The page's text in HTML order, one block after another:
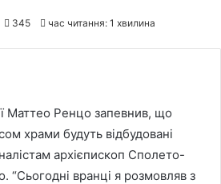
345 час читання: 1 хвилина
Маттео Ренцо запевнив, що
храми будуть відбудовані
архієпископ Сполето-
“Сьогодні вранці я розмовляв з